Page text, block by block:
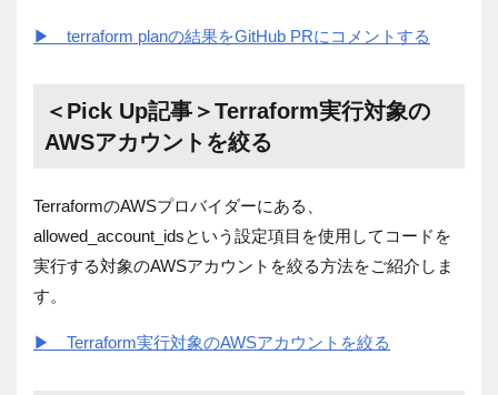
▶ terraform planの結果をGitHub PRにコメントする
＜Pick Up記事＞Terraform実行対象の
AWSアカウントを絞る
TerraformのAWSプロバイダーにある、
allowed_account_idsという設定項目を使用してコードを
実行する対象のAWSアカウントを絞る方法をご紹介しま
す。
▶ Terraform実行対象のAWSアカウントを絞る